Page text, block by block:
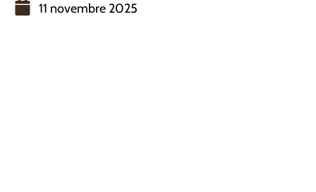
11 novembre 2025